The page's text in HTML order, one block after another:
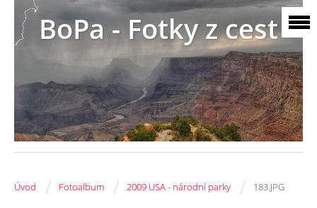
BoPa - Fotky z cest
Úvod / Fotoalbum / 2009 USA - národní parky / 183.JPG